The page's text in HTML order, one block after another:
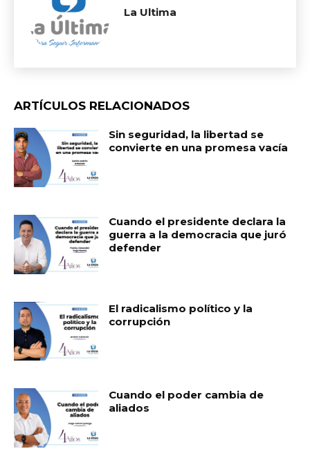
La Ultima
ARTÍCULOS RELACIONADOS
Sin seguridad, la libertad se
convierte en una promesa vacía
Cuando el presidente declara la
guerra a la democracia que juró
defender
El radicalismo político y la
corrupción
Cuando el poder cambia de
aliados